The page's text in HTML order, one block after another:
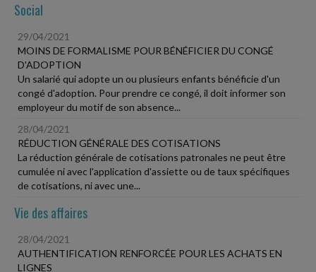
Social
29/04/2021
MOINS DE FORMALISME POUR BÉNÉFICIER DU CONGÉ
D'ADOPTION
Un salarié qui adopte un ou plusieurs enfants bénéficie d'un
congé d'adoption. Pour prendre ce congé, il doit informer son
employeur du motif de son absence...
28/04/2021
RÉDUCTION GÉNÉRALE DES COTISATIONS
La réduction générale de cotisations patronales ne peut être
cumulée ni avec l'application d'assiette ou de taux spécifiques
de cotisations, ni avec une...
Vie des affaires
28/04/2021
AUTHENTIFICATION RENFORCÉE POUR LES ACHATS EN
LIGNES